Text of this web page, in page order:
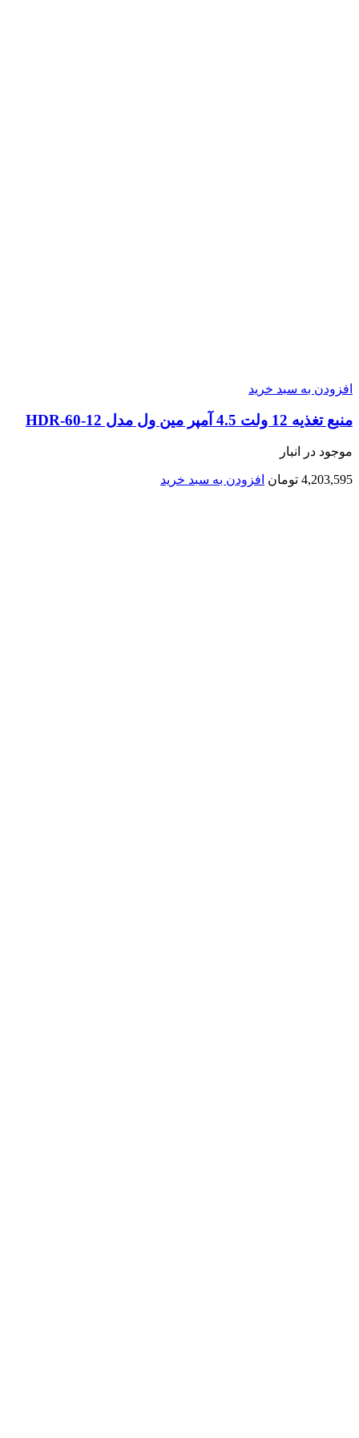
افزودن به سبد خرید
منبع تغذیه 12 ولت 4.5 آمپر مین ول مدل HDR-60-12
موجود در انبار
4,203,595 تومان افزودن به سبد خرید